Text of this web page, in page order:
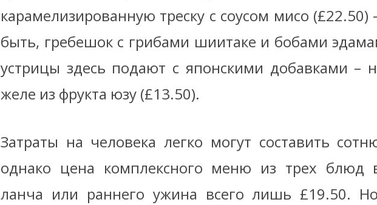
карамелизированную треску с соусом мисо (£22.50)
быть, гребешок с грибами шиитаке и бобами
устрицы здесь подают с японскими добавками –
желе из фрукта юзу (£13.50).
Затраты на человека легко могут составить
однако цена комплексного меню из трех блюд
ланча или раннего ужина всего лишь £19.50.